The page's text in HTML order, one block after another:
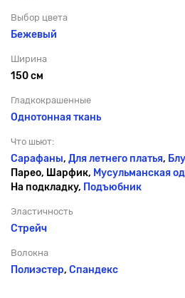
Выбор цвета
Бежевый
Ширина
150 см
Гладкокрашенные
Однотонная ткань
Что шьют:
Сарафаны, Для летнего платья,
Парео, Шарфик, Мусульманская
На подкладку, Подъюбник
Эластичность
Стрейч
Волокна
Полиэстер, Спандекс